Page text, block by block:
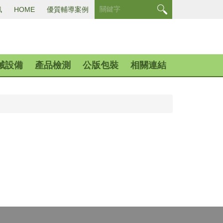
HOME 優質輔導案例
設備 產品檢測 公版包裝 相關連結